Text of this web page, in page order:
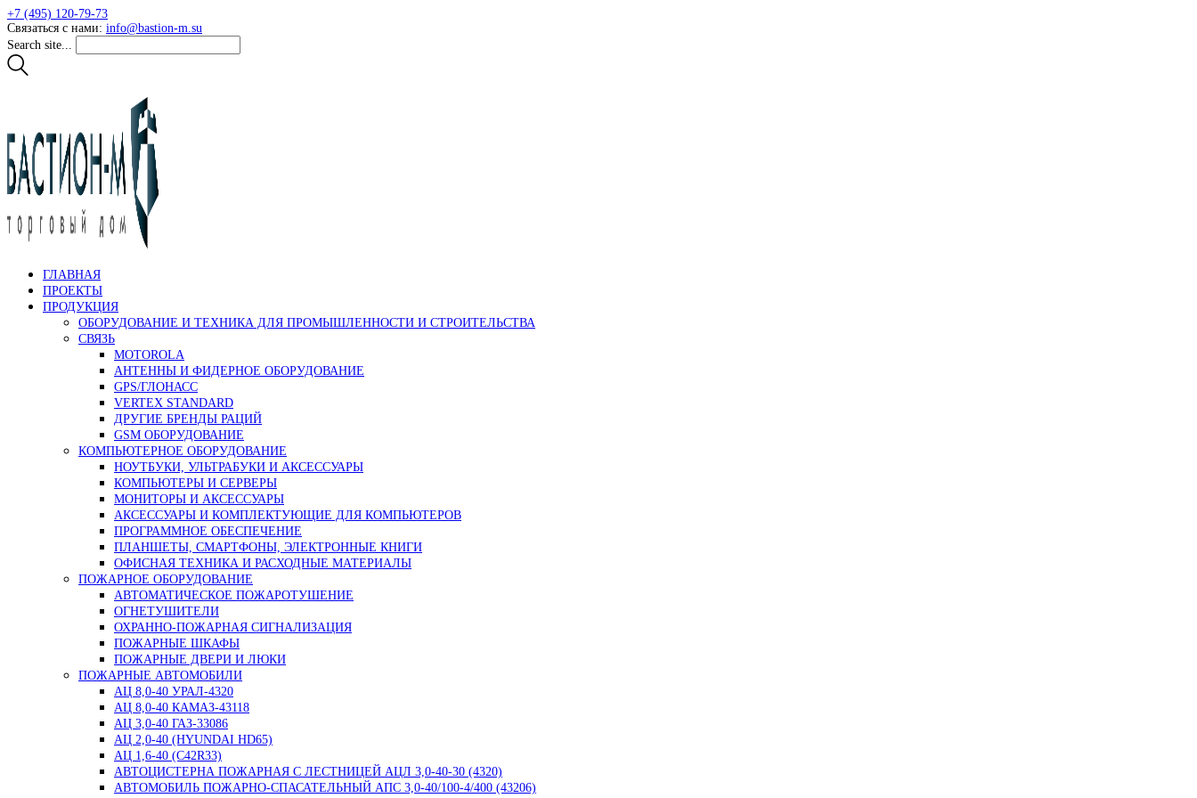
+7 (495) 120-79-73
Связаться с нами: info@bastion-m.su
Search site...
ГЛАВНАЯ
ПРОЕКТЫ
ПРОДУКЦИЯ
ОБОРУДОВАНИЕ И ТЕХНИКА ДЛЯ ПРОМЫШЛЕННОСТИ И СТРОИТЕЛЬСТВА
СВЯЗЬ
MOTOROLA
АНТЕННЫ И ФИДЕРНОЕ ОБОРУДОВАНИЕ
GPS/ГЛОНАСС
VERTEX STANDARD
ДРУГИЕ БРЕНДЫ РАЦИЙ
GSM ОБОРУДОВАНИЕ
КОМПЬЮТЕРНОЕ ОБОРУДОВАНИЕ
НОУТБУКИ, УЛЬТРАБУКИ И АКСЕССУАРЫ
КОМПЬЮТЕРЫ И СЕРВЕРЫ
МОНИТОРЫ И АКСЕССУАРЫ
АКСЕССУАРЫ И КОМПЛЕКТУЮЩИЕ ДЛЯ КОМПЬЮТЕРОВ
ПРОГРАММНОЕ ОБЕСПЕЧЕНИЕ
ПЛАНШЕТЫ, СМАРТФОНЫ, ЭЛЕКТРОННЫЕ КНИГИ
ОФИСНАЯ ТЕХНИКА И РАСХОДНЫЕ МАТЕРИАЛЫ
ПОЖАРНОЕ ОБОРУДОВАНИЕ
АВТОМАТИЧЕСКОЕ ПОЖАРОТУШЕНИЕ
ОГНЕТУШИТЕЛИ
ОХРАННО-ПОЖАРНАЯ СИГНАЛИЗАЦИЯ
ПОЖАРНЫЕ ШКАФЫ
ПОЖАРНЫЕ ДВЕРИ И ЛЮКИ
ПОЖАРНЫЕ АВТОМОБИЛИ
АЦ 8,0-40 УРАЛ-4320
АЦ 8,0-40 КАМАЗ-43118
АЦ 3,0-40 ГАЗ-33086
АЦ 2,0-40 (HYUNDAI HD65)
АЦ 1,6-40 (C42R33)
АВТОЦИСТЕРНА ПОЖАРНАЯ С ЛЕСТНИЦЕЙ АЦЛ 3,0-40-30 (4320)
АВТОМОБИЛЬ ПОЖАРНО-СПАСАТЕЛЬНЫЙ АПС 3,0-40/100-4/400 (43206)